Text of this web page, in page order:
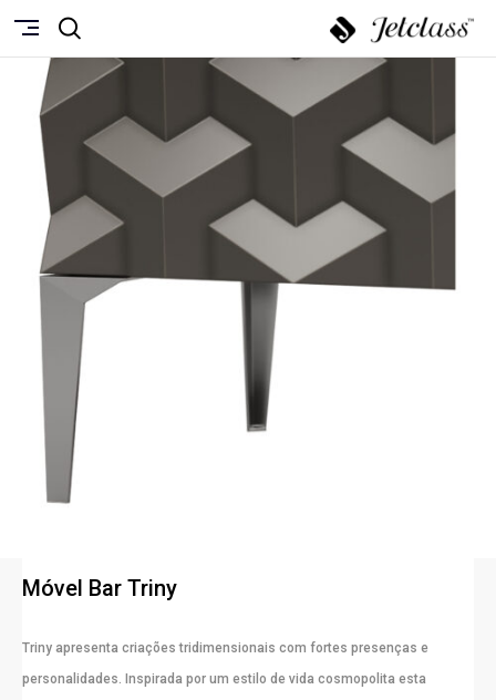
Móvel Bar Triny
Triny apresenta criações tridimensionais com fortes presenças e
personalidades. Inspirada por um estilo de vida cosmopolita esta